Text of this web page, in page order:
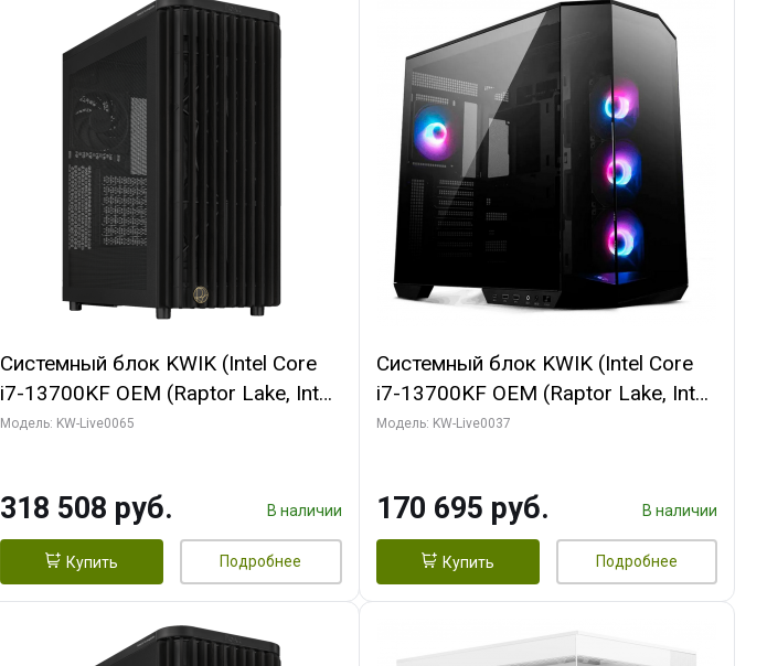
Системный блок KWIK (Intel Core
i7-13700KF OEM (Raptor Lake, Intel
7, C16 8EC/8PC/ 64 ГБ ОЗУ (2
2/ 1 ТБ SSD)
Модель: KW-Live0065
318 508 руб. В наличии
Купить Подробнее
Системный блок KWIK (Intel Core
i7-13700KF OEM (Raptor Lake, Intel
7, C16 8EC/8PC/ 32 ГБ ОЗУ (2
HDMI/ 1 ТБ SSD)
Модель: KW-Live0037
170 695 руб. В наличии
Купить Подробнее